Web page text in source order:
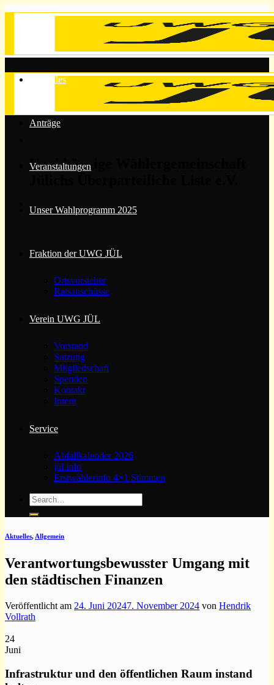
Unabhängige Wählergemeinschaft
Aktuelles
Anträge
Veranstaltungen
Unser Wahlprogramm 2025
Fraktion der UWG JÜL
Ortsvorsteher
Ratsauschüsse
Verein UWG JÜL
Vorstand
Satzung
Mitgliedschaft
Spenden
Kontakt
Intern
Service
Abfallkalender 2026
jül.info
Erstwählerinfo 4×1 Stimmen
Aktuelles, Allgemein
Verantwortungsbewusster Umgang mit
den städtischen Finanzen
Veröffentlicht am 24. Juni 20247. November 2024 von Hendrik
Vollrath
24
Juni
Infrastruktur und den öffentlichen Raum instand